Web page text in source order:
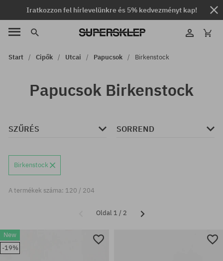
Iratkozzon fel hírlevelünkre és 5% kedvezményt kap!
Start Cipők Utcai Papucsok Birkenstock
Papucsok Birkenstock
SZŰRÉS SORREND
Birkenstock
A termékek száma: 120 / 204
Oldal 1 / 2
New
-19%